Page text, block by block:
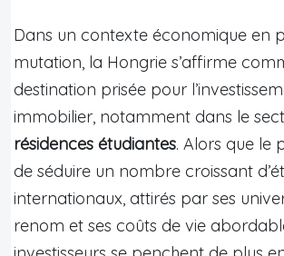
Dans un contexte économique en
mutation, la Hongrie s’affirme
destination prisée pour
immobilier, notamment dans le
résidences étudiantes. Alors que le
de séduire un nombre croissant
internationaux, attirés par ses
renom et ses coûts de vie